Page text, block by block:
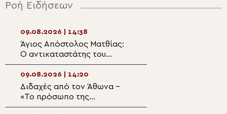
Ροή Ειδήσεων
09.08.2026 | 14:38
Άγιος Απόστολος Ματθίας:
Ο αντικαταστάτης του
προδότη μαθητή
09.08.2026 | 14:20
Διδαχές από τον Άθωνα –
«Το πρόσωπο της
Παναγίας»